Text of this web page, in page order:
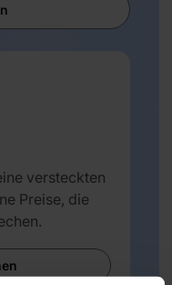
versteckten
Preise, die